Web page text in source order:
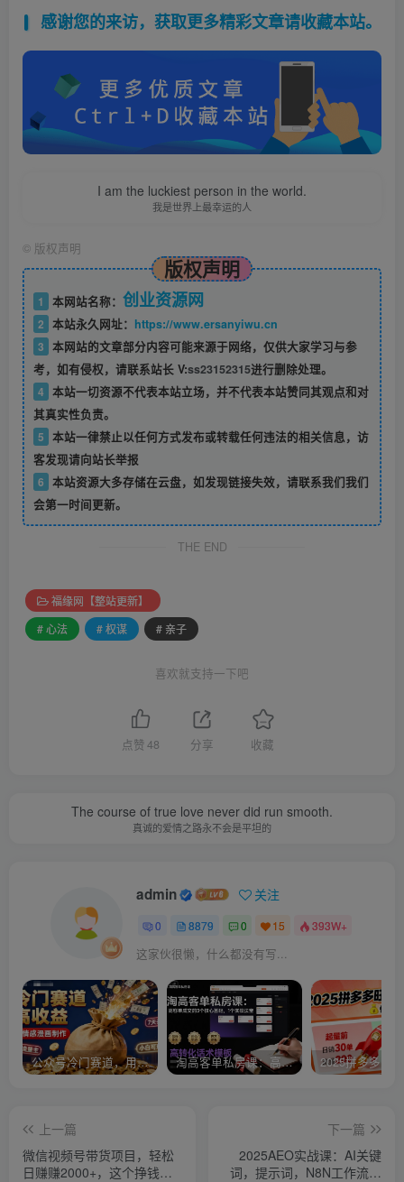
感谢您的来访，获取更多精彩文章请收藏本站。
I am the luckiest person in the world.
我是世界上最幸运的人
© 版权声明
版权声明
1 本网站名称： 创业资源网
2 本站永久网址： https://www.ersanyiwu.cn
3 本网站的文章部分内容可能来源于网络，仅供大家学习与参
考，如有侵权，请联系站长 V:ss23152315进行删除处理。
4 本站一切资源不代表本站立场，并不代表本站赞同其观点和对
其真实性负责。
5 本站一律禁止以任何方式发布或转载任何违法的相关信息，访
客发现请向站长举报
6 本站资源大多存储在云盘，如发现链接失效，请联系我们我们
会第一时间更新。
THE END
福缘网【整站更新】
# 心法
# 权谋 # 亲子
喜欢就支持一下吧
点赞48 分享 收藏
The course of true love never did run smooth.
真诚的爱情之路永不会是平坦的
admin 关注
0 8879 0 15 393W+
这家伙很懒，什么都没有写...
公众号冷门赛道，用AI做情感漫画，7天开通流量主，操作简单，小白可玩 淘高客单私房课：高客单成交的3个核心基础，1个实操法宝
上一篇
微信视频号带货项目，轻松
日赚赚2000+，这个挣钱入
下一篇
2025AEO实战课：AI关键
词，提示词，N8N工作流，